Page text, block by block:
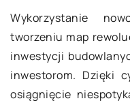
Wykorzystanie
tworzeniu map
inwestycji
inwestorom. Dzięki
osiągnięcie